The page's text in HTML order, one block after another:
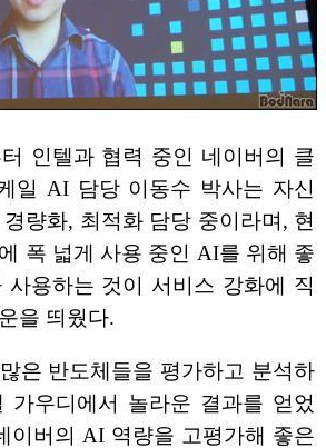
인텔과 협력 중인 네이버의 클
일 AI 담당 이동수 박사는 자신
량화, 최적화 담당 중이라며, 현
폭 넓게 사용 중인 AI를 위해 좋
사용하는 것이 서비스 강화에 직
을 띄웠다.
은 반도체들을 평가하고 분석하
가우디에서 놀라운 결과를 얻었
이버의 AI 역량을 고평가해 좋은